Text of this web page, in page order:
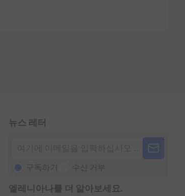
뉴스 레터
구독하기 수신 거부
엘레니아나를 더 알아보세요.